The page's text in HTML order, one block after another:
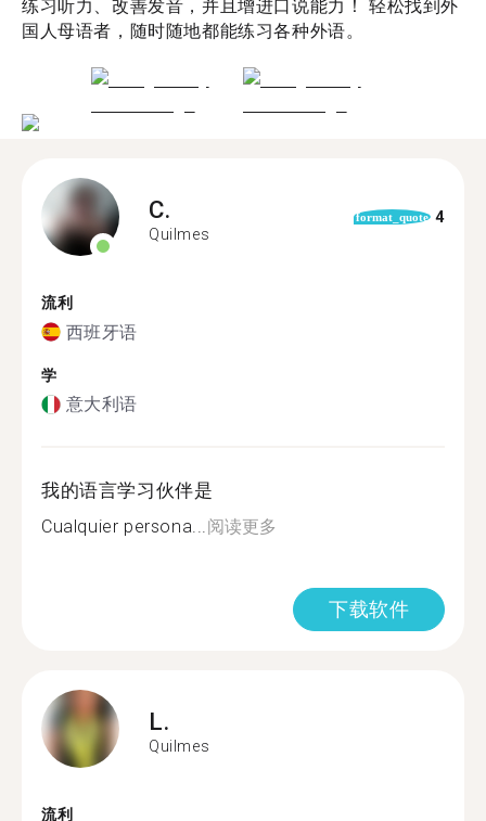
练习听力、改善发音，并且增进口说能力！ 轻松找到外
国人母语者，随时随地都能练习各种外语。
C.
Quilmes
format_quote 4
流利
西班牙语
学
意大利语
我的语言学习伙伴是
Cualquier persona...阅读更多
下载软件
L.
Quilmes
流利